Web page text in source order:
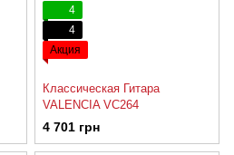
4
4
Акция
Классическая Гитара
VALENCIA VC264
4 701 грн